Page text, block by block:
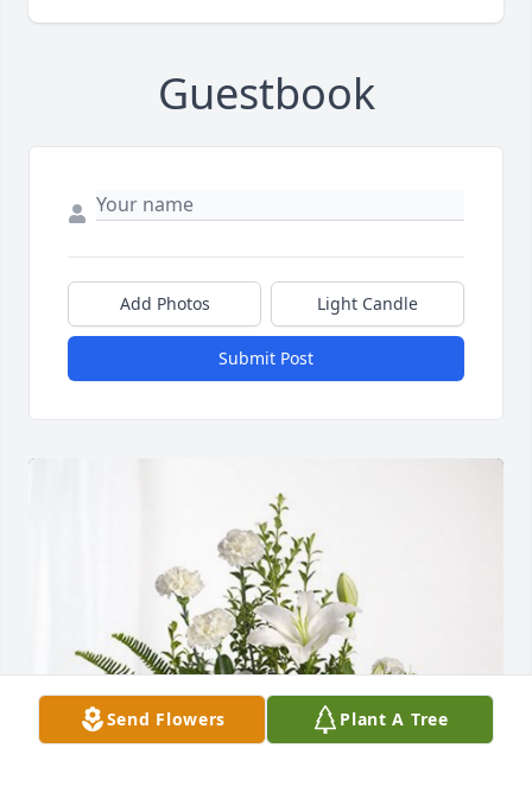
Guestbook
Add Photos Light Candle
Submit Post
Send Flowers Plant A Tree